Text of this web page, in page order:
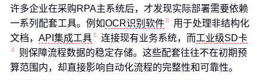
许多企业在采购RPA主系统后，才发现实际部署需要依赖
一系列配套工具。例如OCR识别软件
用于处理非结构化
文档， API集成工具 连接现有业务系统，而工业级SD卡
则保障流程数据的稳定存储。这些配套往往不在初期预
算范围内，却直接影响自动化流程的完整性和可靠性。